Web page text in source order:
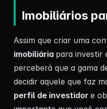
Imobiliários
Assim que criar uma
imobiliária para investir
perceberá que a gama
decidir aquele que faz
perfil de investidor e